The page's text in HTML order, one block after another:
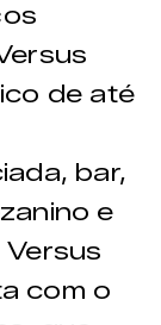
de até
bar,
e
com o